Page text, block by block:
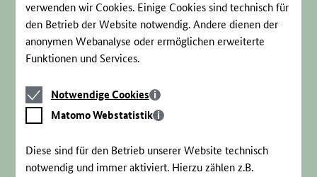
verwenden wir Cookies. Einige Cookies sind technisch für
den Betrieb der Website notwendig. Andere dienen der
anonymen Webanalyse oder ermöglichen erweiterte
Funktionen und Services.
Notwendige
Cookies
Notwendige Cookies
Matomo
Webstatistik
Matomo Webstatistik
Diese sind für den Betrieb unserer Website technisch
notwendig und immer aktiviert. Hierzu zählen z.B.